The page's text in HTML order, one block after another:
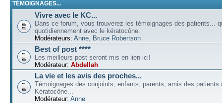
TÉMOIGNAGES...
Vivre avec le KC...
Dans ce forum, vous trouverez les témoignages des patients...
quotidiennement avec le kératocône.
Modérateurs: Anne, Bruce Robertson
Best of post ****
Les meilleurs post seront mis en lien ici!
Modérateur: Abdellah
La vie et les avis des proches...
Témoignages des conjoints, enfants, parents, amis des patients
Kératocône...
Modérateur: Anne